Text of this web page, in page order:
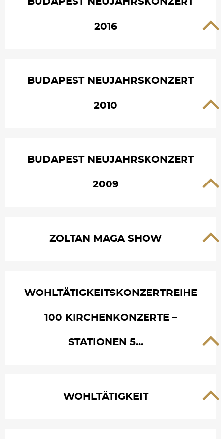
BUDAPEST NEUJAHRSKONZERT
2016
BUDAPEST NEUJAHRSKONZERT
2010
BUDAPEST NEUJAHRSKONZERT
2009
ZOLTAN MAGA SHOW
WOHLTÄTIGKEITSKONZERTREIHE
100 KIRCHENKONZERTE –
STATIONEN 5...
WOHLTÄTIGKEIT